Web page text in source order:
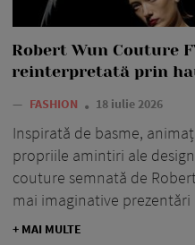
Robert Wun Couture
reinterpretată prin
— FASHION 18 iulie 2026
Inspirată de basme,
propriile amintiri ale
couture semnată de
mai imaginative prezentări
+ MAI MULTE